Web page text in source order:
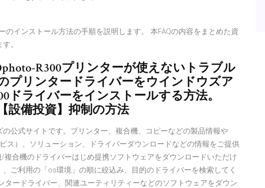
のインストール方法の手順を説明します。 本FAQの内容をまとめた資
。
R300プリンターが使えないトラブル
プリンタードライバーをウインドウズア
ドライバーをインストールする方法。
設備投資】抑制の方法
公式サイトです。プリンター、複合機、コピーなどの製品情報や
ス）、ソリューション、ドライバーダウンロードなどの情報をご提供
複合機のドライバーはじめ提携ソフトウェアをダウンロードいただけ
ご利用の「os環境」の順に絞込み、目的のドライバーを検索してく
タードライバー、関連ユーティリティーなどのソフトウェアをダウン